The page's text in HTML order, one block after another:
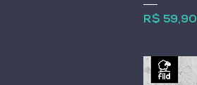
Preço
R$ 59,90